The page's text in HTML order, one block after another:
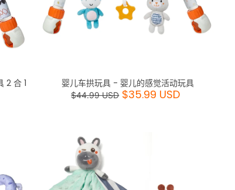
2 合 1
婴儿车拱玩具 - 婴儿的感觉活动玩具
$44.99 USD $35.99 USD